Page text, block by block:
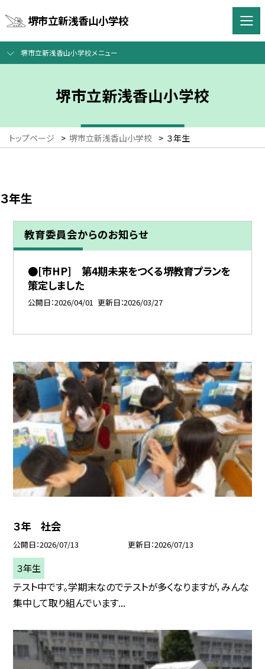
堺市立新浅香山小学校
堺市立新浅香山小学校メニュー
堺市立新浅香山小学校
トップページ > 堺市立新浅香山小学校 > ３年生
３年生
教育委員会からのお知らせ
●[市HP] 第4期未来をつくる堺教育プランを
策定しました
公開日 2026/04/01 更新日 2026/03/27
３年 社会
公開日 2026/07/13 更新日 2026/07/13
３年生
テスト中です。学期末なのでテストが多くなりますが，みんな
集中して取り組んでいます...